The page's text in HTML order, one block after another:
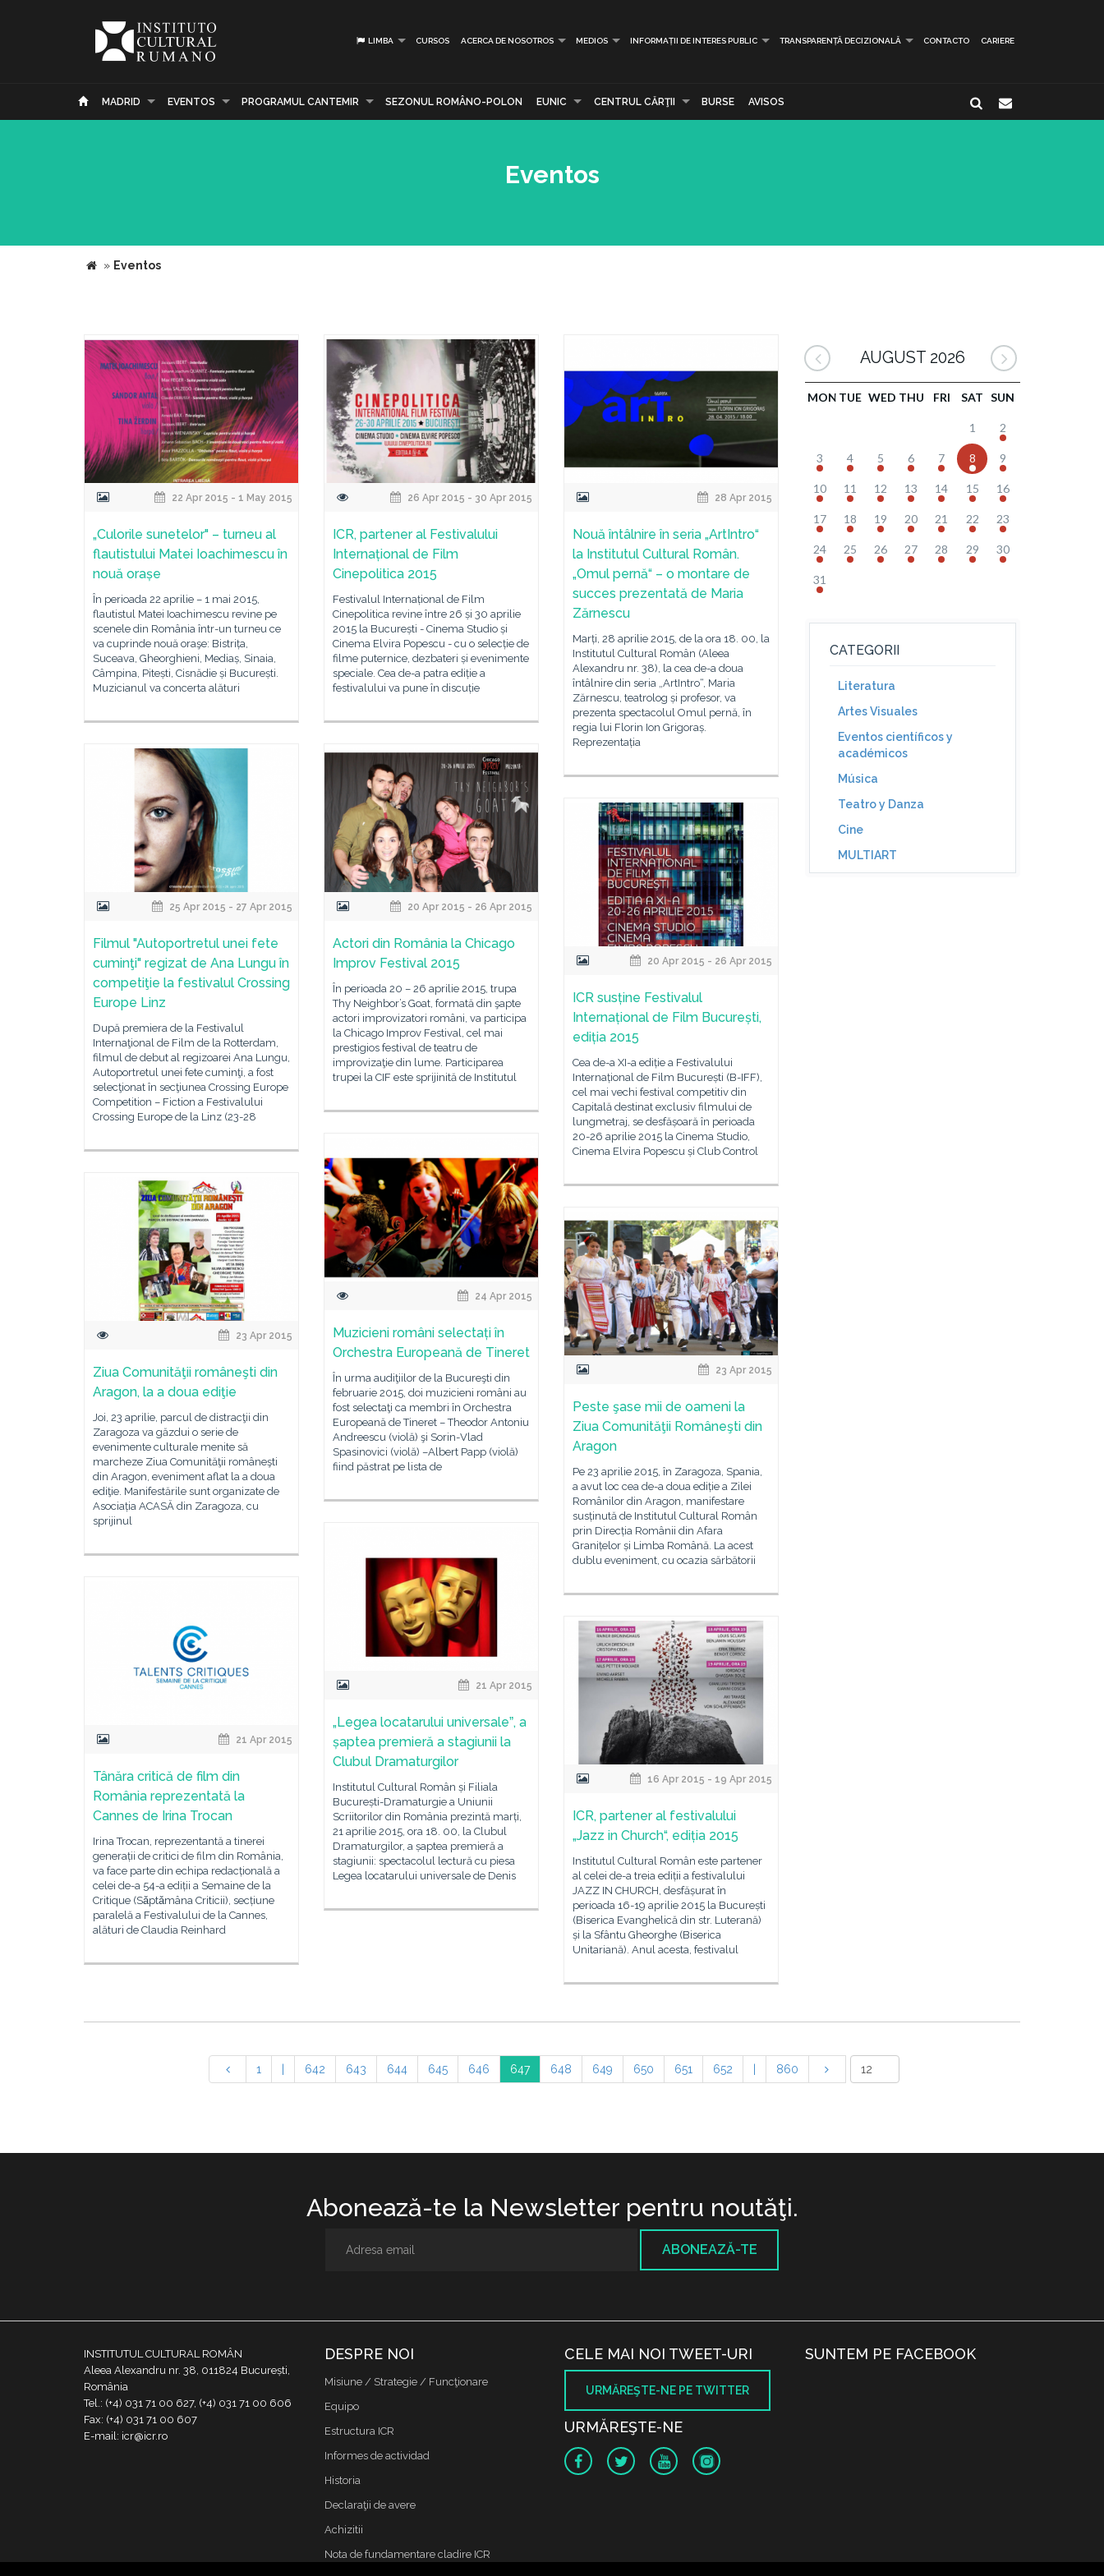
LIMBA CURSOS ACERCA DE NOSOTROS MEDIOS INFORMAȚII DE INTERES PUBLIC TRANSPARENȚĂ DECIZIONALĂ CONTACTO CARIERE
MADRID EVENTOS PROGRAMUL CANTEMIR SEZONUL ROMÂNO-POLON EUNIC CENTRUL CĂRŢII BURSE AVISOS
Eventos
» Eventos
22 Apr 2015 - 1 May 2015
„Culorile sunetelor" – turneu al
flautistului Matei Ioachimescu în
nouă orașe
În perioada 22 aprilie – 1 mai 2015,
flautistul Matei Ioachimescu revine pe
scenele din România într-un turneu ce
va cuprinde nouă oraşe: Bistrița,
Suceava, Gheorghieni, Mediaș, Sinaia,
Câmpina, Pitești, Cisnădie și București.
Muzicianul va concerta alături
26 Apr 2015 - 30 Apr 2015
ICR, partener al Festivalului
Internațional de Film
Cinepolitica 2015
Festivalul Internațional de Film
Cinepolitica revine între 26 și 30 aprilie
2015 la București - Cinema Studio și
Cinema Elvira Popescu - cu o selecție de
filme puternice, dezbateri și evenimente
speciale. Cea de-a patra ediție a
festivalului va pune în discuție
28 Apr 2015
Nouă întâlnire în seria „ArtIntro“
la Institutul Cultural Român.
„Omul pernă“ – o montare de
succes prezentată de Maria
Zărnescu
Marți, 28 aprilie 2015, de la ora 18. 00, la
Institutul Cultural Român (Aleea
Alexandru nr. 38), la cea de-a doua
întâlnire din seria „ArtIntro“, Maria
Zărnescu, teatrolog și profesor, va
prezenta spectacolul Omul pernă, în
regia lui Florin Ion Grigoraș.
Reprezentația
25 Apr 2015 - 27 Apr 2015
Filmul "Autoportretul unei fete
cuminţi" regizat de Ana Lungu în
competiţie la festivalul Crossing
Europe Linz
După premiera de la Festivalul
Internaţional de Film de la Rotterdam,
filmul de debut al regizoarei Ana Lungu,
Autoportretul unei fete cuminţi, a fost
selecţionat în secţiunea Crossing Europe
Competition – Fiction a Festivalului
Crossing Europe de la Linz (23-28
20 Apr 2015 - 26 Apr 2015
Actori din România la Chicago
Improv Festival 2015
În perioada 20 – 26 aprilie 2015, trupa
Thy Neighbor’s Goat, formată din şapte
actori improvizatori români, va participa
la Chicago Improv Festival, cel mai
prestigios festival de teatru de
improvizaţie din lume. Participarea
trupei la CIF este sprijinită de Institutul
20 Apr 2015 - 26 Apr 2015
ICR susține Festivalul
Internațional de Film București,
ediția 2015
Cea de-a XI-a ediție a Festivalului
Internațional de Film București (B-IFF),
cel mai vechi festival competitiv din
Capitală destinat exclusiv filmului de
lungmetraj, se desfășoară în perioada
20-26 aprilie 2015 la Cinema Studio,
Cinema Elvira Popescu și Club Control
24 Apr 2015
Muzicieni români selectați în
Orchestra Europeană de Tineret
În urma audiţiilor de la Bucureşti din
februarie 2015, doi muzicieni români au
fost selectaţi ca membri în Orchestra
Europeană de Tineret – Theodor Antoniu
Andreescu (violă) şi Sorin-Vlad
Spasinovici (violă) –Albert Papp (violă)
fiind păstrat pe lista de
23 Apr 2015
Ziua Comunităţii româneşti din
Aragon, la a doua ediţie
Joi, 23 aprilie, parcul de distracţii din
Zaragoza va găzdui o serie de
evenimente culturale menite să
marcheze Ziua Comunităţii româneşti
din Aragon, eveniment aflat la a doua
ediţie. Manifestările sunt organizate de
Asociația ACASĂ din Zaragoza, cu
sprijinul
23 Apr 2015
Peste şase mii de oameni la
Ziua Comunităţii Româneşti din
Aragon
Pe 23 aprilie 2015, în Zaragoza, Spania,
a avut loc cea de-a doua ediție a Zilei
Românilor din Aragon, manifestare
susținută de Institutul Cultural Român
prin Direcția Românii din Afara
Granițelor și Limba Română. La acest
dublu eveniment, cu ocazia sărbătorii
21 Apr 2015
„Legea locatarului universaleˮ, a
șaptea premieră a stagiunii la
Clubul Dramaturgilor
Institutul Cultural Român și Filiala
București-Dramaturgie a Uniunii
Scriitorilor din România prezintă marți,
21 aprilie 2015, ora 18. 00, la Clubul
Dramaturgilor, a șaptea premieră a
stagiunii: spectacolul lectură cu piesa
Legea locatarului universale de Denis
21 Apr 2015
Tânăra critică de film din
România reprezentată la
Cannes de Irina Trocan
Irina Trocan, reprezentantă a tinerei
generații de critici de film din România,
va face parte din echipa redacțională a
celei de-a 54-a ediții a Semaine de la
Critique (Sǎptǎmâna Criticii), secțiune
paralelă a Festivalului de la Cannes,
alături de Claudia Reinhard
16 Apr 2015 - 19 Apr 2015
ICR, partener al festivalului
„Jazz in Church“, ediția 2015
Institutul Cultural Român este partener
al celei de-a treia ediții a festivalului
JAZZ IN CHURCH, desfășurat în
perioada 16-19 aprilie 2015 la București
(Biserica Evanghelică din str. Luterană)
și la Sfântu Gheorghe (Biserica
Unitariană). Anul acesta, festivalul
AUGUST 2026
MON TUE WED THU FRI SAT SUN
1 2
3 4 5 6 7 8 9
10 11 12 13 14 15 16
17 18 19 20 21 22 23
24 25 26 27 28 29 30
31
CATEGORII
Literatura
Artes Visuales
Eventos científicos y
académicos
Música
Teatro y Danza
Cine
MULTIART
1 642 643 644 645 646 647 648 649 650 651 652 860
Abonează-te la Newsletter pentru noutăţi.
ABONEAZĂ-TE
INSTITUTUL CULTURAL ROMÂN
Aleea Alexandru nr. 38, 011824 București,
România
Tel.: (+4) 031 71 00 627, (+4) 031 71 00 606
Fax: (+4) 031 71 00 607
E-mail: icr@icr.ro
DESPRE NOI
Misiune / Strategie / Funcţionare
Equipo
Estructura ICR
Informes de actividad
Historia
Declaraţii de avere
Achizitii
Nota de fundamentare cladire ICR
CELE MAI NOI TWEET-URI
URMĂREŞTE-NE PE TWITTER
URMĂREŞTE-NE
SUNTEM PE FACEBOOK